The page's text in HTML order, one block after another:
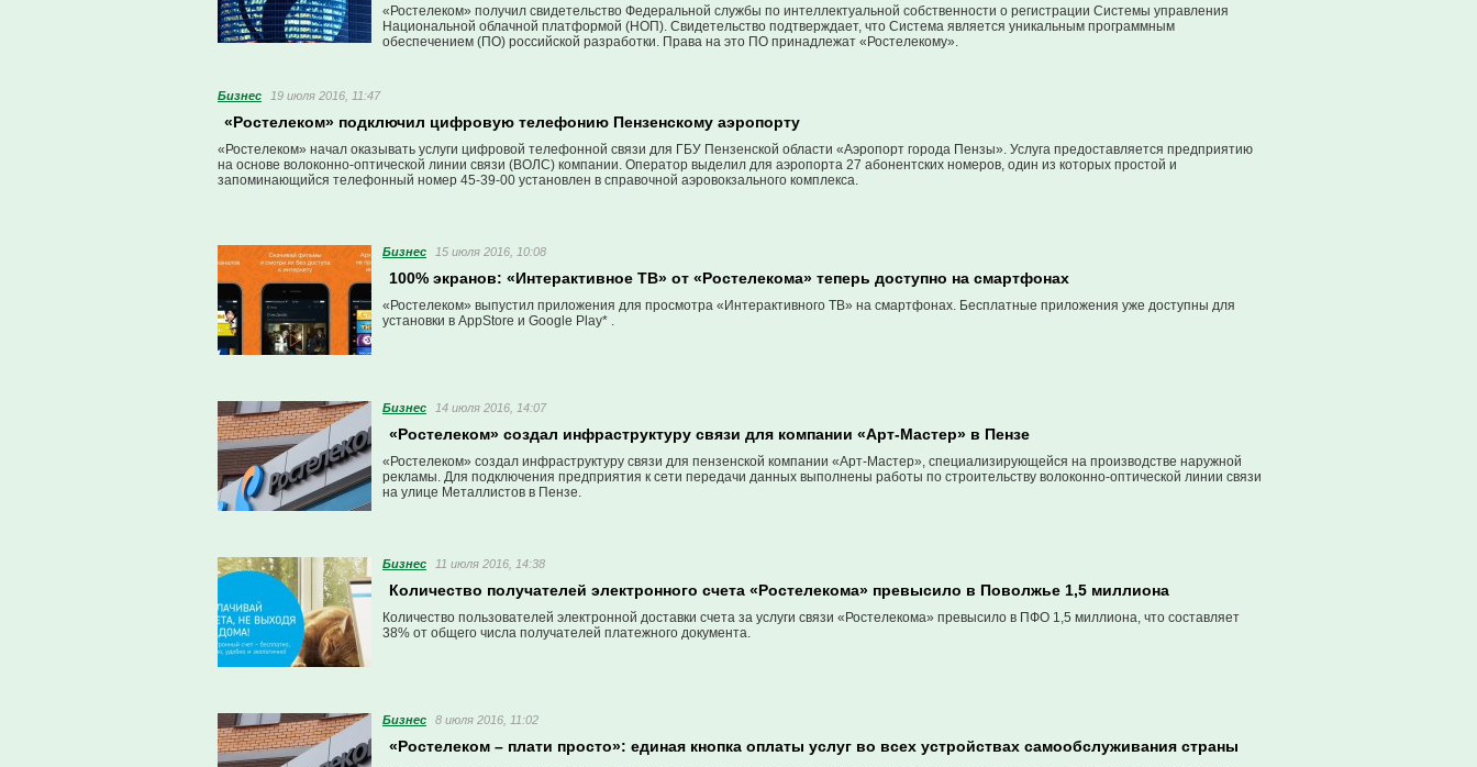
«Ростелеком» получил свидетельство Федеральной службы по интеллектуальной собственности о регистрации Системы управления
Национальной облачной платформой (НОП). Свидетельство подтверждает, что Система является уникальным программным
обеспечением (ПО) российской разработки. Права на это ПО принадлежат «Ростелекому».
Бизнес 19 июля 2016, 11:47
«Ростелеком» подключил цифровую телефонию Пензенскому аэропорту
«Ростелеком» начал оказывать услуги цифровой телефонной связи для ГБУ Пензенской области «Аэропорт города Пензы». Услуга предоставляется предприятию
на основе волоконно-оптической линии связи (ВОЛС) компании. Оператор выделил для аэропорта 27 абонентских номеров, один из которых простой и
запоминающийся телефонный номер 45-39-00 установлен в справочной аэровокзального комплекса.
Бизнес 15 июля 2016, 10:08
100% экранов: «Интерактивное ТВ» от «Ростелекома» теперь доступно на смартфонах
«Ростелеком» выпустил приложения для просмотра «Интерактивного ТВ» на смартфонах. Бесплатные приложения уже доступны для
установки в AppStore и Google Play* .
Бизнес 14 июля 2016, 14:07
«Ростелеком» создал инфраструктуру связи для компании «Арт-Мастер» в Пензе
«Ростелеком» создал инфраструктуру связи для пензенской компании «Арт-Мастер», специализирующейся на производстве наружной
рекламы. Для подключения предприятия к сети передачи данных выполнены работы по строительству волоконно-оптической линии связи
на улице Металлистов в Пензе.
Бизнес 11 июля 2016, 14:38
Количество получателей электронного счета «Ростелекома» превысило в Поволжье 1,5 миллиона
Количество пользователей электронной доставки счета за услуги связи «Ростелекома» превысило в ПФО 1,5 миллиона, что составляет
38% от общего числа получателей платежного документа.
Бизнес 8 июля 2016, 11:02
«Ростелеком – плати просто»: единая кнопка оплаты услуг во всех устройствах самообслуживания страны